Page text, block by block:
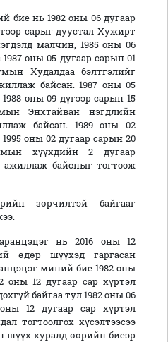
бие нь 1982 оны 06 дугаар
сарыг дуустал Хужирт
малчин, 1985 оны 06
оны 05 дугаар сарын 01
Худалдаа бэлтгэлийг
байсан. 1987 оны 05
оны 09 дүгээр сарын 15
Энхтайван нэгдлийн
байсан. 1989 оны 02
оны 02 дугаар сарын 20
хүүхдийн 2 дугаар
ажиллаж байсныг тогтоож
зөрчилтэй байгааг
нь 2016 оны 12
өдөр шүүхэд гаргасан
миний бие 1982 оны
оны 12 дугаар сар хүртэл
байгаа тул 1982 оны 06
12 дугаар сар хүртэл
тогтоолгох хүсэлтээсээ
шүүх хуралд өөрийн биеэр